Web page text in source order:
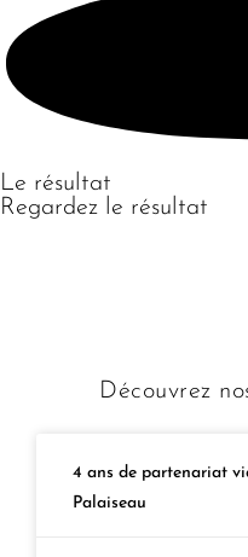
Le résultat
Regardez le résultat
Découvrez
4 ans de partenariat
Palaiseau